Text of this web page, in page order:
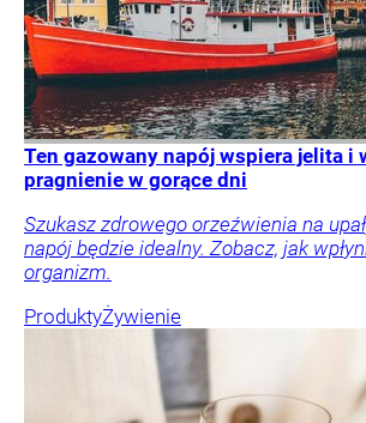
Ten gazowany napój wspiera jelita i
pragnienie w gorące dni
Szukasz zdrowego orzeźwienia na
napój będzie idealny. Zobacz, jak
organizm.
ProduktyŻywienie